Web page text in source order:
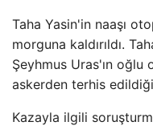
Taha Yasin'in naaşı
morguna kaldırıldı.
Şeyhmus Uras'ın oğlu
askerden terhis
Kazayla ilgili